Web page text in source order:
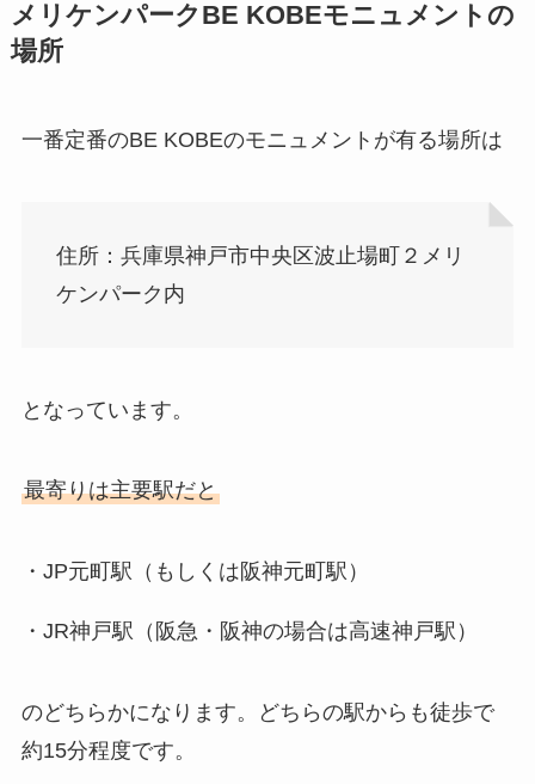
メリケンパークBE KOBEモニュメントの
場所
一番定番のBE KOBEのモニュメントが有る場所は
住所：兵庫県神戸市中央区波止場町２メリ
ケンパーク内
となっています。
最寄りは主要駅だと
・JP元町駅（もしくは阪神元町駅）
・JR神戸駅（阪急・阪神の場合は高速神戸駅）
のどちらかになります。どちらの駅からも徒歩で
約15分程度です。